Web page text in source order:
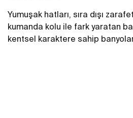
Yumuşak hatları, sıra dışı
kumanda kolu ile fark yaratan
kentsel karaktere sahip